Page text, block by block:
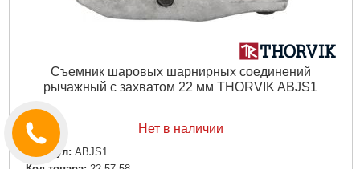
Съемник шаровых шарнирных соединений
рычажный с захватом 22 мм THORVIK ABJS1
Нет в наличии
Артикул: ABJS1